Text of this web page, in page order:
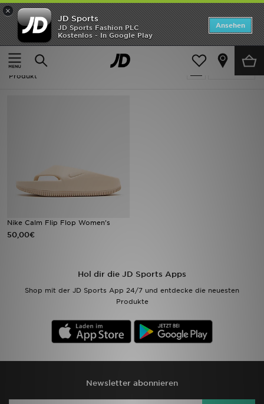
×
JD Sports
JD Sports Fashion PLC
Kostenlos - In Google Play
Ansehen
Home
Frauen
Verfeinern
Frauen - Nike Calm Flip Flop
Produkt
Nike Calm Flip Flop Women's
50,00€
Hol dir die JD Sports Apps
Shop mit der JD Sports App 24/7 und entdecke die neuesten
Produkte
Newsletter abonnieren
ANGEBOTE
Neuheiten
Herren
Marken
Sport
Filialfinder
Hilfe & Kontakt
Studenten